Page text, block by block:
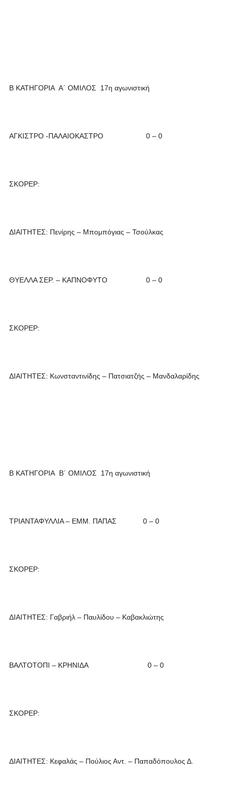
Β ΚΑΤΗΓΟΡΙΑ Α΄ ΟΜΙΛΟΣ 17η αγωνιστική
ΑΓΚΙΣΤΡΟ -ΠΑΛΑΙΟΚΑΣΤΡΟ 0 – 0
ΣΚΟΡΕΡ:
ΔΙΑΙΤΗΤΕΣ: Πενίρης – Μπομπόγιας – Τσούλκας
ΘΥΕΛΛΑ ΣΕΡ. – ΚΑΠΝΟΦΥΤΟ 0 – 0
ΣΚΟΡΕΡ:
ΔΙΑΙΤΗΤΕΣ: Κωνσταντινίδης – Πατσιατζής – Μανδαλαρίδης
Β ΚΑΤΗΓΟΡΙΑ Β΄ ΟΜΙΛΟΣ 17η αγωνιστική
ΤΡΙΑΝΤΑΦΥΛΛΙΑ – ΕΜΜ. ΠΑΠΑΣ 0 – 0
ΣΚΟΡΕΡ:
ΔΙΑΙΤΗΤΕΣ: Γαβριήλ – Παυλίδου – Καβακλιώτης
ΒΑΛΤΟΤΟΠΙ – ΚΡΗΝΙΔΑ 0 – 0
ΣΚΟΡΕΡ:
ΔΙΑΙΤΗΤΕΣ: Κεφαλάς – Πούλιος Αντ. – Παπαδόπουλος Δ.